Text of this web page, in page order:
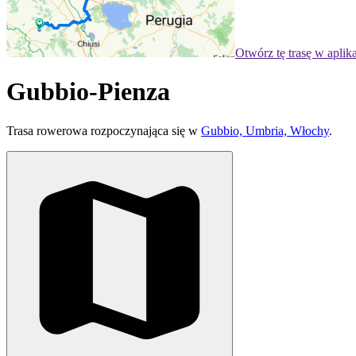
Otwórz tę trasę w
Gubbio-Pienza
Trasa rowerowa rozpoczynająca się w Gubbio, Umbria, Włochy.